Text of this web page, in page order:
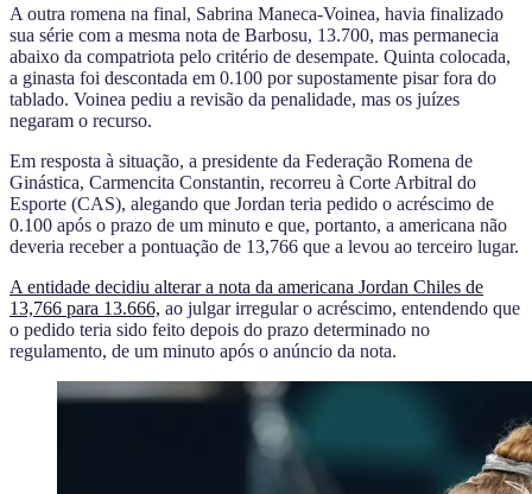
A outra romena na final, Sabrina Maneca-Voinea, havia finalizado
sua série com a mesma nota de Barbosu, 13.700, mas permanecia
abaixo da compatriota pelo critério de desempate. Quinta colocada,
a ginasta foi descontada em 0.100 por supostamente pisar fora do
tablado. Voinea pediu a revisão da penalidade, mas os juízes
negaram o recurso.
Em resposta à situação, a presidente da Federação Romena de
Ginástica, Carmencita Constantin, recorreu à Corte Arbitral do
Esporte (CAS), alegando que Jordan teria pedido o acréscimo de
0.100 após o prazo de um minuto e que, portanto, a americana não
deveria receber a pontuação de 13,766 que a levou ao terceiro lugar.
A entidade decidiu alterar a nota da americana Jordan Chiles de
13,766 para 13.666, ao julgar irregular o acréscimo, entendendo que
o pedido teria sido feito depois do prazo determinado no
regulamento, de um minuto após o anúncio da nota.